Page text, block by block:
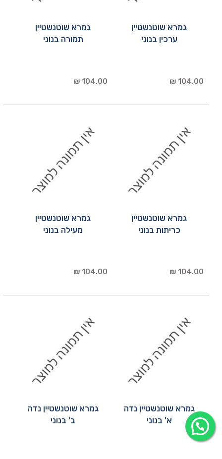
גמרא שוטנשטיין
ערכין בנוני
104.00 ₪
גמרא שוטנשטיין
תמורה בנוני
104.00 ₪
גמרא שוטנשטיין
כריתות בנוני
104.00 ₪
גמרא שוטנשטיין
מעילה בנוני
104.00 ₪
גמרא שוטנשטיין נדה
א' בנוני
גמרא שוטנשטיין נדה
ב' בנוני